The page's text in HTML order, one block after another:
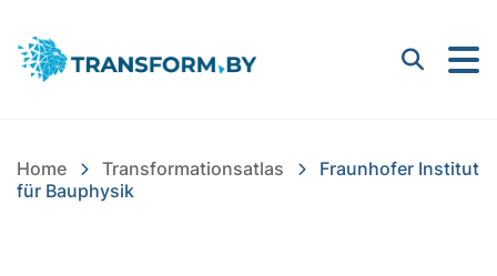
Bayern Innovativ GmbH
Suchen
Home Transformationsatlas
Fraunhofer Institut
für Bauphysik